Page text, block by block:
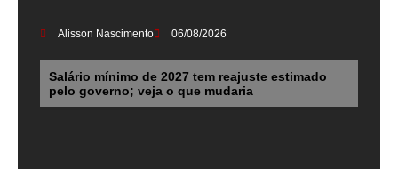
Alisson Nascimento 06/08/2026
Salário mínimo de 2027 tem reajuste estimado
pelo governo; veja o que mudaria